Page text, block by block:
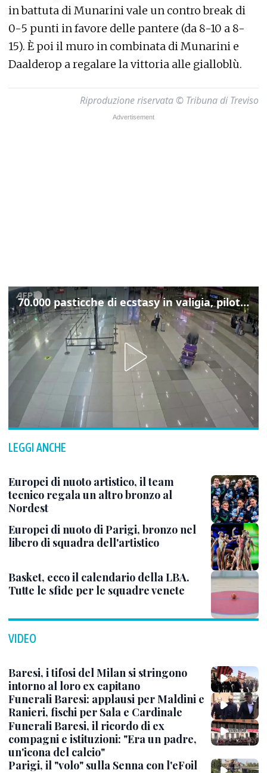
in battuta di Munarini vale un contro break di
0-5 punti in favore delle pantere (da 8-10 a 8-
15). È poi il muro in combinata di Munarini e
Daalderop a regalare la vittoria alle gialloblù.
Riproduzione riservata © Tribuna di Treviso
70.000 pasticche di ecstasy in valigia, pilota malesiano fermato in aeroporto
LEGGI ANCHE
Europei di nuoto artistico, il team
tecnico regala un altro bronzo al
Nordest
Europei di nuoto di Parigi, bronzo nel
libero di squadra dell'artistico
Basket, ecco il calendario della LBA.
Tutte le sfide per le squadre venete
VIDEO
Baresi, i tifosi del Milan si stringono
intorno al loro ex capitano
Funerali Baresi: applausi per Maldini e
Ranieri, fischi per Sala e Cardinale
Funerali Baresi, il ricordo di ex
compagni e istituzioni: "Era un padre,
un'icona del calcio"
Parigi, il "volo" sulla Senna con l'eFoil